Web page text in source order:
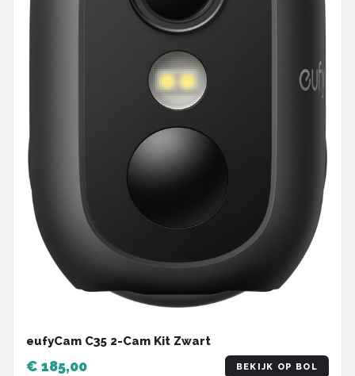
eufyCam C35 2-Cam Kit Zwart
€ 185,00 BEKIJK OP BOL